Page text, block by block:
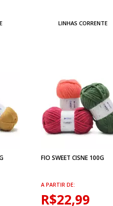
LINHAS CORRENTE
FIO SWEET CISNE 100G
A PARTIR DE:
R$22,99